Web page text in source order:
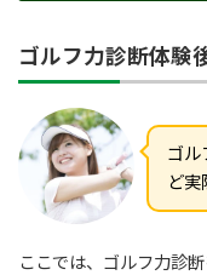
ゴルフ力診断体験
ゴル
ど実
ここでは、ゴルフ力診